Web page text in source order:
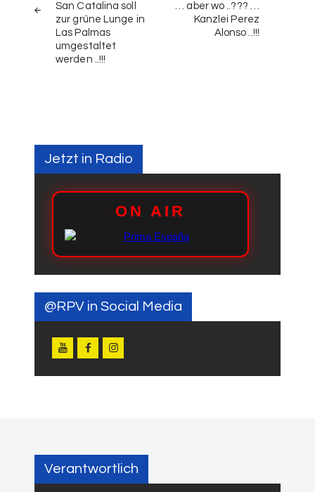
San Catalina soll
zur grüne Lunge in
Las Palmas
umgestaltet
werden ..!!!
… aber wo ..??? …
Kanzlei Perez
Alonso ..!!!
Jetzt in Radio
@RPV in Social Media
Verantwortlich